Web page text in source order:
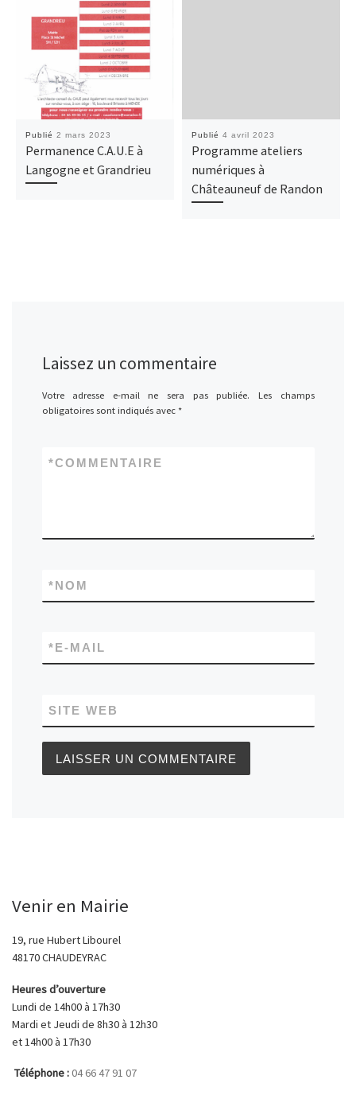
Publié 2 mars 2023
Permanence C.A.U.E à
Langogne et Grandrieu
Publié 4 avril 2023
Programme ateliers
numériques à
Châteauneuf de Randon
Laissez un commentaire
Votre adresse e-mail ne sera pas publiée.
Les champs
obligatoires sont indiqués avec *
COMMENTAIRE
*
NOM
*
E-MAIL
*
SITE WEB
Venir en Mairie
19, rue Hubert Libourel
48170 CHAUDEYRAC
Heures d’ouverture
Lundi de 14h00 à 17h30
Mardi et Jeudi de 8h30 à 12h30
et 14h00 à 17h30
Téléphone :04 66 47 91 07